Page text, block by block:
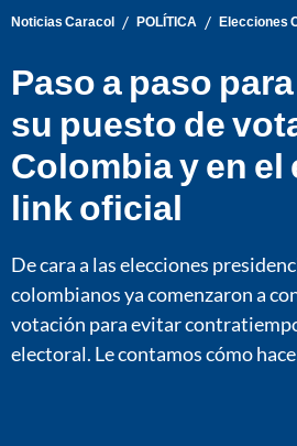
Noticias Caracol / POLÍTICA / Elecciones
Paso a paso
su puesto de
Colombia y en
link oficial
De cara a las elecciones
colombianos ya comenzaron a
votación para evitar
electoral. Le contamos cómo